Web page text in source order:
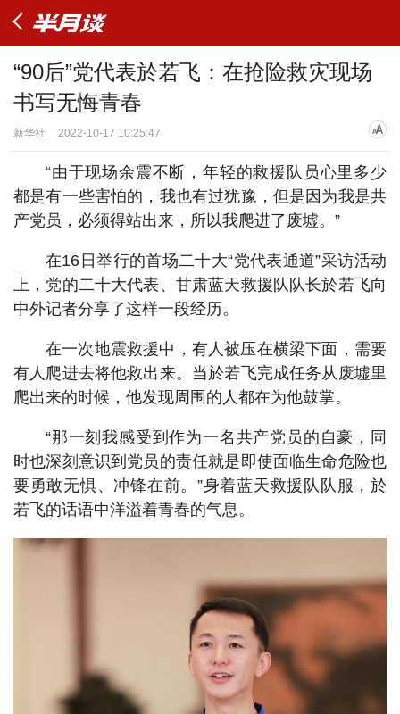
“90后”党代表於若飞：在抢险救灾现场
书写无悔青春
新华社 2022-10-17 10:25:47
“由于现场余震不断，年轻的救援队员心里多少
都是有一些害怕的，我也有过犹豫，但是因为我是共
产党员，必须得站出来，所以我爬进了废墟。”
在16日举行的首场二十大“党代表通道”采访活动
上，党的二十大代表、甘肃蓝天救援队队长於若飞向
中外记者分享了这样一段经历。
在一次地震救援中，有人被压在横梁下面，需要
有人爬进去将他救出来。当於若飞完成任务从废墟里
爬出来的时候，他发现周围的人都在为他鼓掌。
“那一刻我感受到作为一名共产党员的自豪，同
时也深刻意识到党员的责任就是即使面临生命危险也
要勇敢无惧、冲锋在前。”身着蓝天救援队队服，於
若飞的话语中洋溢着青春的气息。